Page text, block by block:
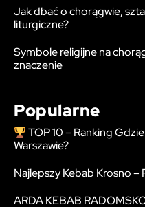
Jak dbać o chorągwie,
liturgiczne?
Symbole religijne na
znaczenie
Popularne
TOP 10 – Ranking
Warszawie?
Najlepszy Kebab Krosno
ARDA KEBAB